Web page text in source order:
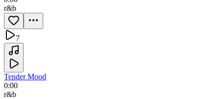
r&b
7
Tender Mood
0:00
r&b